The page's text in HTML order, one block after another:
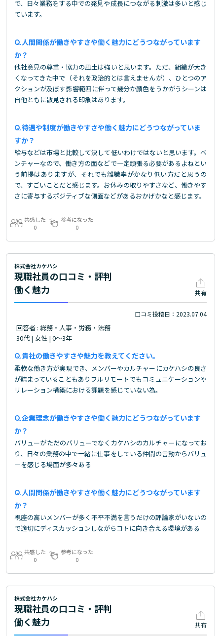
で、日々業務をする中での発見や成長につながる刺激は多いと感じ
ています。
人間関係が働きやすさや働く魅力にどうつながっています
か？
他社意見の尊重・協力の風土は強いと思います。ただ、組織が大き
くなってきた中で（それを政治的とは言えませんが）、ひとつのア
クションが及ぼす影響範囲に伴って幾分か顔色をうかがうシーンは
自他ともに散見される印象はあります。
待遇や制度が働きやすさや働く魅力にどうつながっていま
すか？
給与などは市場と比較して決して低いわけではないと思います。ベ
ンチャーなので、働き方の面などで一定頑張る必要があるよねとい
う前提はありますが、それでも離職率がかなり低い方だと思うの
で、すごいことだと感じます。お休みの取りやすさなど、働きやす
さに寄与するポジティブな側面などがあるおかげかなと感じます。
共感した
0
参考になった
0
株式会社カケハシ
現職社員の口コミ・評判
働く魅力
共有
口コミ投稿日：2023.07.04
回答者 : 総務・人事・労務・法務
30代 | 女性 | 0～3年
貴社の働きやすさや魅力を教えてください。
柔軟な働き方が実現でき、メンバーやカルチャーにカケハシの良さ
が詰まっていることもありフルリモートでもコミュニケーションや
リレーション構築における課題を感じていない為。
企業理念が働きやすさや働く魅力にどうつながっています
か？
バリューがただのバリューでなくカケハシのカルチャーになってお
り、日々の業務の中で一緒に仕事をしている仲間の言動からバリュ
ーを感じる場面が多々ある
人間関係が働きやすさや働く魅力にどうつながっています
か？
視座の高いメンバーが多く不平不満を言うだけの評論家がいないの
で適切にディスカッションしながらコトに向き合える環境がある
共感した
0
参考になった
0
株式会社カケハシ
現職社員の口コミ・評判
働く魅力
共有